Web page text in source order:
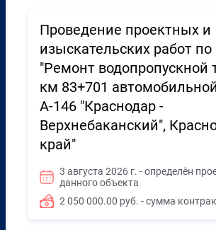
Проведение проектных и
изыскательских работ по
"Ремонт водопропускной
км 83+701
А-146 "Краснодар -
Верхнебаканский",
край"
3 августа 2026 г. - определён
данного объекта
2 050 000.00 руб. - сумма